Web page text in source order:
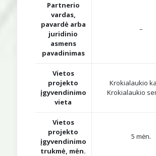
Partnerio
vardas,
pavardė arba
juridinio
asmens
pavadinimas
–
Vietos
projekto
įgyvendinimo
vieta
Krokialaukio
Krokialaukio
Vietos
projekto
įgyvendinimo
trukmė, mėn.
5 mėn.